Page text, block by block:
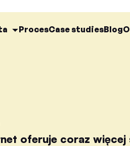
ProcesCase studiesBlog
oferuje coraz